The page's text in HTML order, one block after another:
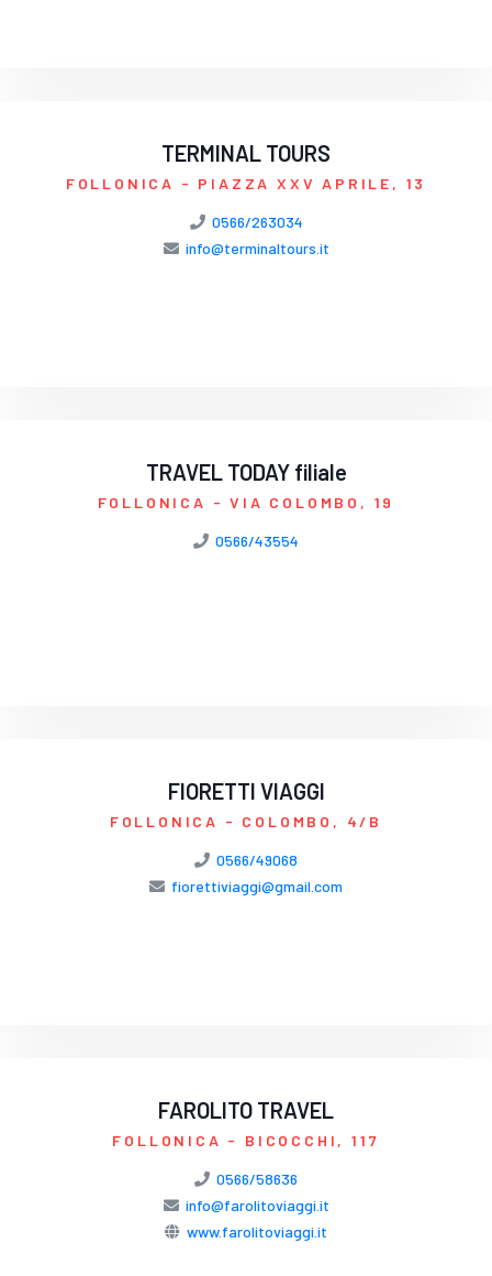
TERMINAL TOURS
FOLLONICA - PIAZZA XXV APRILE, 13
0566/263034
info@terminaltours.it
TRAVEL TODAY filiale
FOLLONICA - VIA COLOMBO, 19
0566/43554
FIORETTI VIAGGI
FOLLONICA - COLOMBO, 4/B
0566/49068
fiorettiviaggi@gmail.com
FAROLITO TRAVEL
FOLLONICA - BICOCCHI, 117
0566/58636
info@farolitoviaggi.it
www.farolitoviaggi.it